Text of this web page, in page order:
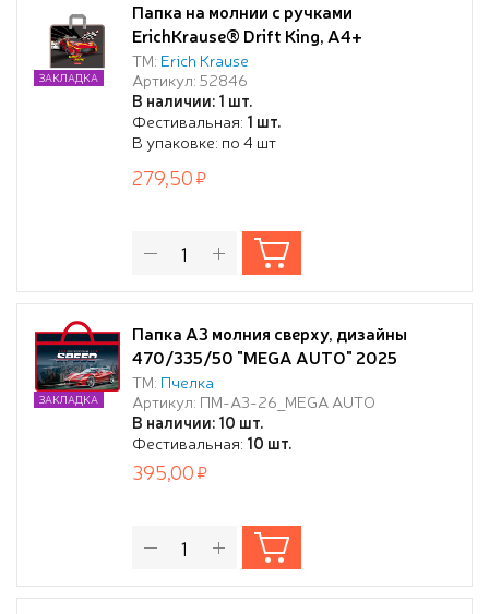
Папка на молнии с ручками
ErichKrause® Drift King, А4+
пластиковая
ТМ: Erich Krause
Артикул: 52846
В наличии: 1 шт.
Фестивальная: 1 шт.
В упаковке: по 4 шт
ЗАКЛАДКА
279,50
Папка А3 молния сверху, дизайны
470/335/50 "MEGA AUTO" 2025
ТМ: Пчелка
Артикул: ПМ-А3-26_MEGA AUTO
В наличии: 10 шт.
Фестивальная: 10 шт.
ЗАКЛАДКА
395,00